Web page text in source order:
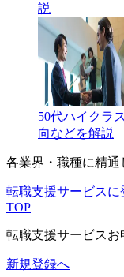
説
50代ハイクラ
向などを解説
各業界・職種に精通
転職支援サービスに
TOP
転職支援サービスお
新規登録へ